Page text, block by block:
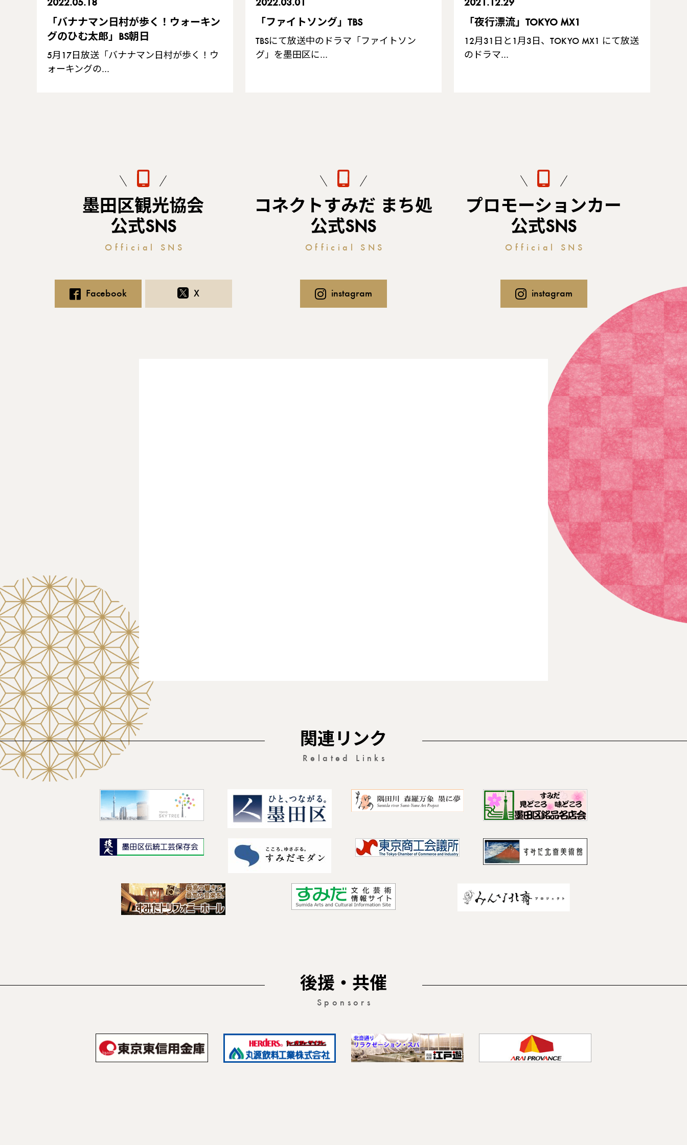
2022.05.18
「バナナマン日村が歩く！ウォーキン
グのひむ太郎」BS朝日
5月17日放送「バナナマン日村が歩く！ウ
ォーキングの…
2022.03.01
「ファイトソング」TBS
TBSにて放送中のドラマ「ファイトソン
グ」を墨田区に…
2021.12.29
「夜行漂流」TOKYO MX1
12月31日と1月3日、TOKYO MX1 にて放送
のドラマ…
墨田区観光協会
公式SNS
Official SNS
Facebook X
コネクトすみだ まち処
公式SNS
Official SNS
instagram
プロモーションカー
公式SNS
Official SNS
instagram
関連リンク
Related Links
後援・共催
Sponsors